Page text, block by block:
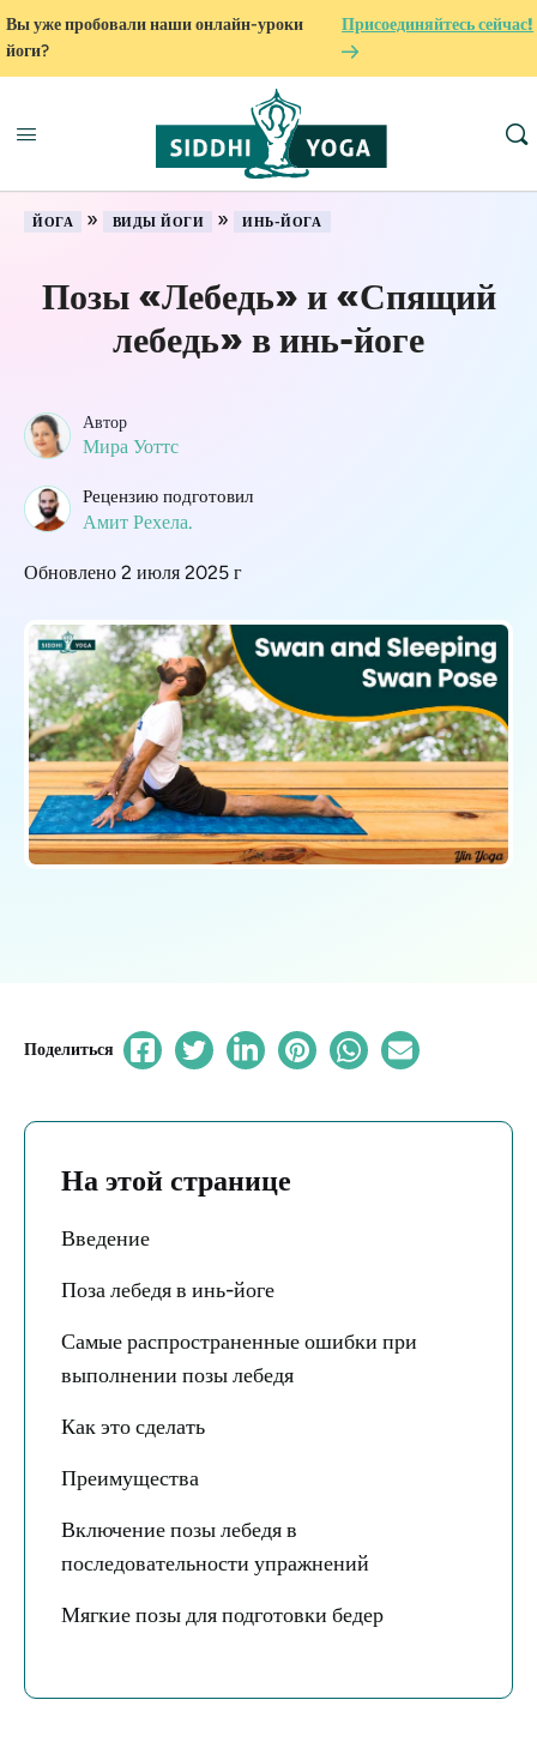
Вы уже пробовали наши онлайн-уроки
йоги?
Присоединяйтесь сейчас!
ЙОГА » ВИДЫ ЙОГИ » ИНЬ-ЙОГА
Позы «Лебедь» и «Спящий
лебедь» в инь-йоге
Автор
Мира Уоттс
Рецензию подготовил
Амит Рехела.
Обновлено 2 июля 2025 г
Поделиться
На этой странице
Введение
Поза лебедя в инь-йоге
Самые распространенные ошибки при
выполнении позы лебедя
Как это сделать
Преимущества
Включение позы лебедя в
последовательности упражнений
Мягкие позы для подготовки бедер